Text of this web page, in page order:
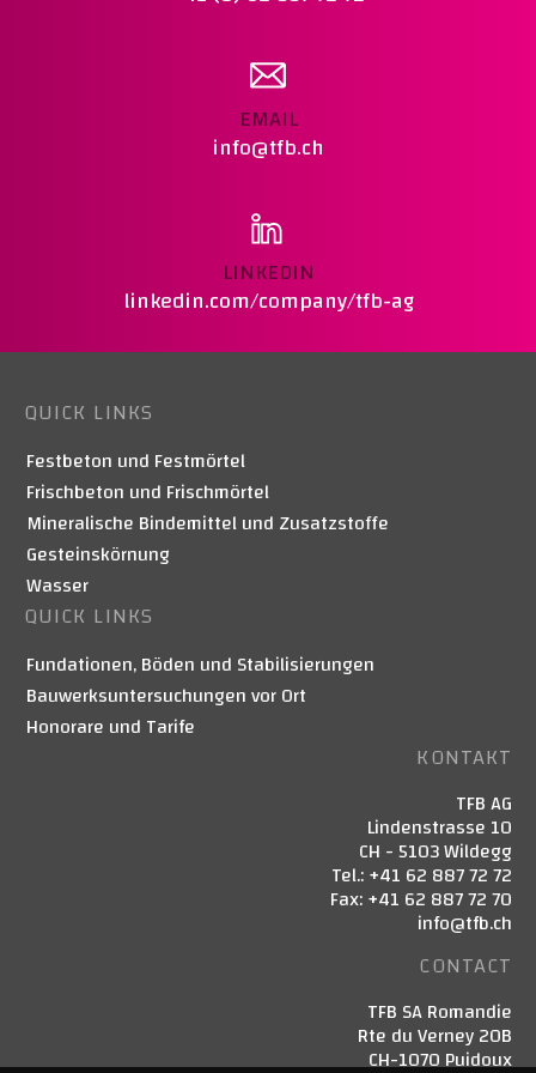
EMAIL
info@tfb.ch
LINKEDIN
linkedin.com/company/tfb-ag
QUICK LINKS
Festbeton und Festmörtel
Frischbeton und Frischmörtel
Mineralische Bindemittel und Zusatzstoffe
Gesteinskörnung
Wasser
QUICK LINKS
Fundationen, Böden und Stabilisierungen
Bauwerksuntersuchungen vor Ort
Honorare und Tarife
KONTAKT
TFB AG
Lindenstrasse 10
CH - 5103 Wildegg
Tel.: +41 62 887 72 72
Fax: +41 62 887 72 70
info@tfb.ch
CONTACT
TFB SA Romandie
Rte du Verney 20B
CH-1070 Puidoux